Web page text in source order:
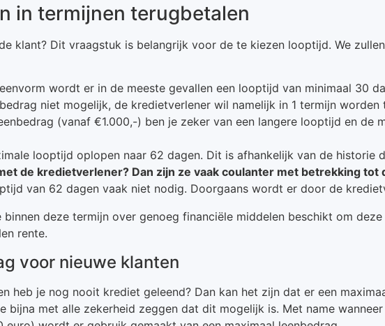
in termijnen terugbetalen
klant? Dit vraagstuk is belangrijk voor de te kiezen looptijd. We
wordt er in de meeste gevallen een looptijd van minimaal 30
niet mogelijk, de kredietverlener wil namelijk in 1 termijn worden
(vanaf €1.000,-) ben je zeker van een langere looptijd en de
looptijd oplopen naar 62 dagen. Dit is afhankelijk van de historie
de kredietverlener? Dan zijn ze vaak coulanter met betrekking tot
van 62 dagen vaak niet nodig. Doorgaans wordt er door de
deze termijn over genoeg financiële middelen beschikt om
rente.
voor nieuwe klanten
heb je nog nooit krediet geleend? Dan kan het zijn dat er een
bijna met alle zekerheid zeggen dat dit mogelijk is. Met name